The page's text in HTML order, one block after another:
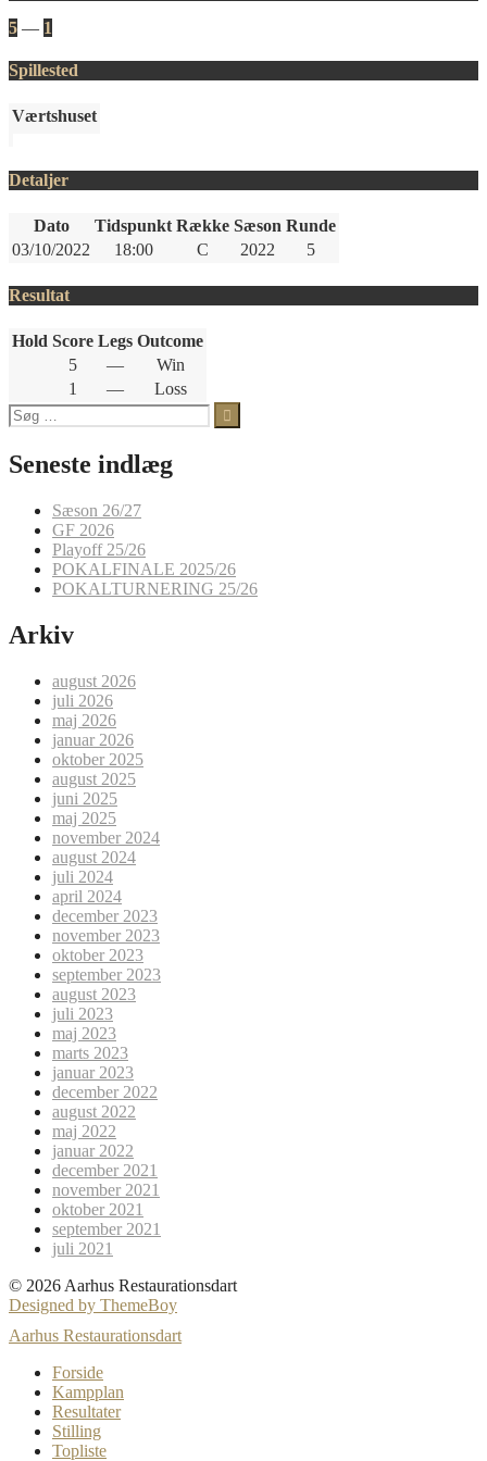
5 — 1
Spillested
Værtshuset
Detaljer
Dato Tidspunkt Række Sæson Runde
03/10/2022
18:00 C 2022 5
Resultat
Hold Score Legs Outcome
5
—
Win
1
—
Loss
Søg
efter:
Seneste indlæg
Sæson 26/27
GF 2026
Playoff 25/26
POKALFINALE 2025/26
POKALTURNERING 25/26
Arkiv
august 2026
juli 2026
maj 2026
januar 2026
oktober 2025
august 2025
juni 2025
maj 2025
november 2024
august 2024
juli 2024
april 2024
december 2023
november 2023
oktober 2023
september 2023
august 2023
juli 2023
maj 2023
marts 2023
januar 2023
december 2022
august 2022
maj 2022
januar 2022
december 2021
november 2021
oktober 2021
september 2021
juli 2021
© 2026 Aarhus Restaurationsdart
Designed by ThemeBoy
Aarhus Restaurationsdart
Forside
Kampplan
Resultater
Stilling
Topliste